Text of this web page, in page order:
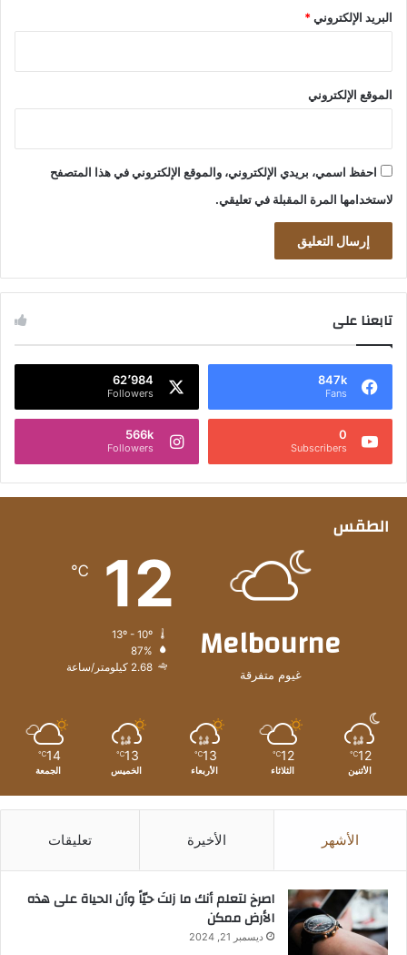
البريد الإلكتروني*
الموقع الإلكتروني
احفظ اسمي، بريدي الإلكتروني، والموقع الإلكتروني في هذا المتصفح
لاستخدامها المرة المقبلة في تعليقي.
تابعنا على
847k
Fans
62٬984
Followers
0
Subscribers
566k
Followers
الطقس
Melbourne
غيوم متفرقة
12
℃
87%
2.68 كيلومتر/ساعة
12
℃
الأثنين
12
℃
الثلاثاء
13
℃
الأربعاء
13
℃
الخميس
14
℃
الجمعة
الأشهر الأخيرة تعليقات
‫اصرخ لتعلم أنك ما زلتَ حيّاً وأن الحياة على هذه
الأرض ممكن
ديسمبر 21, 2024